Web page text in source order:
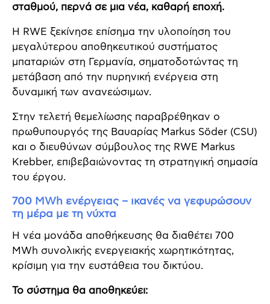
σταθμού, περνά σε μια νέα, καθαρή εποχή.
Η RWE ξεκίνησε επίσημα την υλοποίηση του
μεγαλύτερου αποθηκευτικού συστήματος
μπαταριών στη Γερμανία, σηματοδοτώντας τη
μετάβαση από την πυρηνική ενέργεια στη
δυναμική των ανανεώσιμων.
Στην τελετή θεμελίωσης παραβρέθηκαν ο
πρωθυπουργός της Βαυαρίας Markus Söder (CSU)
και ο διευθύνων σύμβουλος της RWE Markus
Krebber, επιβεβαιώνοντας τη στρατηγική σημασία
του έργου.
700 MWh ενέργειας – ικανές να γεφυρώσουν
τη μέρα με τη νύχτα
Η νέα μονάδα αποθήκευσης θα διαθέτει 700
MWh συνολικής ενεργειακής χωρητικότητας,
κρίσιμη για την ευστάθεια του δικτύου.
Το σύστημα θα αποθηκεύει: